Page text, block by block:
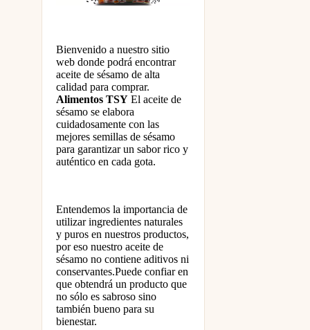
Bienvenido a nuestro sitio
web donde podrá encontrar
aceite de sésamo de alta
calidad para comprar.
Alimentos TSY El aceite de
sésamo se elabora
cuidadosamente con las
mejores semillas de sésamo
para garantizar un sabor rico y
auténtico en cada gota.
Entendemos la importancia de
utilizar ingredientes naturales
y puros en nuestros productos,
por eso nuestro aceite de
sésamo no contiene aditivos ni
conservantes.Puede confiar en
que obtendrá un producto que
no sólo es sabroso sino
también bueno para su
bienestar.